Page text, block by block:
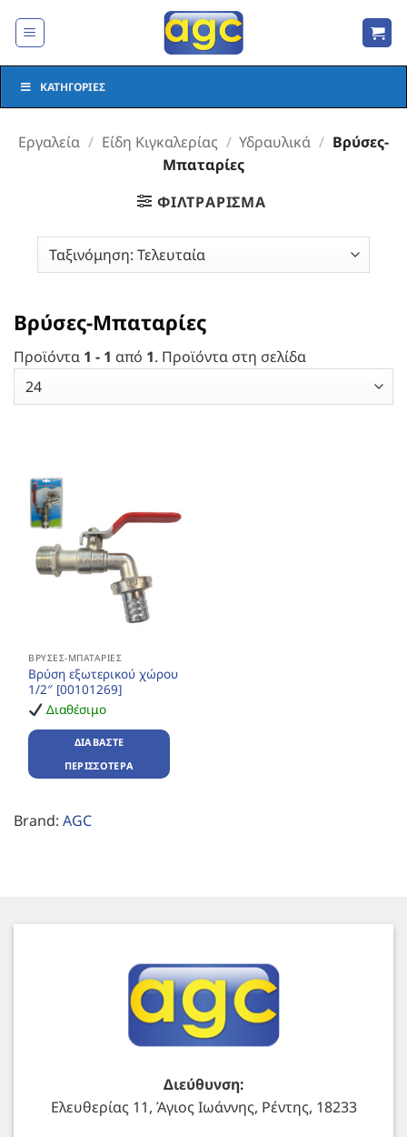
στο
ΚΑΤΗΓΟΡΊΕΣ
Εργαλεία / Είδη Κιγκαλερίας / Υδραυλικά / Βρύσες-
Μπαταρίες
ΦΙΛΤΡΆΡΙΣΜΑ
Βρύσες-Μπαταρίες
Προϊόντα 1 - 1 από 1. Προϊόντα στη σελίδα
ΒΡΎΣΕΣ-ΜΠΑΤΑΡΊΕΣ
Βρύση εξωτερικού χώρου
1/2″ [00101269]
Διαθέσιμο
ΔΙΑΒΆΣΤΕ
ΠΕΡΙΣΣΌΤΕΡΑ
Brand: AGC
Διεύθυνση:
Ελευθερίας 11, Άγιος Ιωάννης, Ρέντης, 18233